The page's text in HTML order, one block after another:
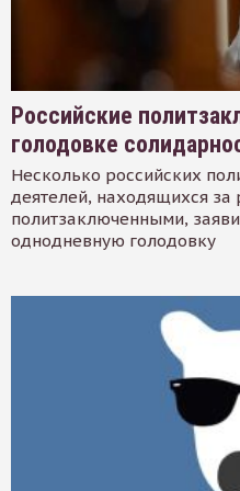
Российские
голодовке
Несколько российских
деятелей, находящихся
политзаключенными,
однодневную голодовку